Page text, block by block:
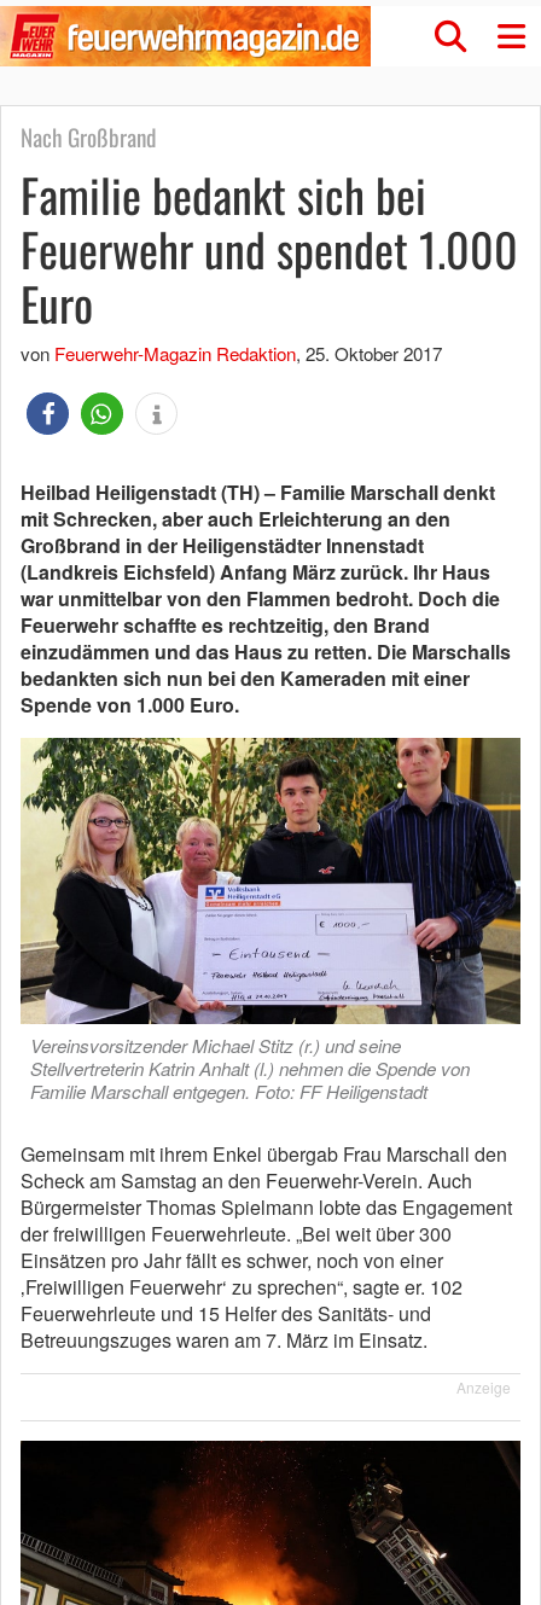
Nach Großbrand
Familie bedankt sich bei
Feuerwehr und spendet 1.000
Euro
von Feuerwehr-Magazin Redaktion, 25. Oktober 2017
Heilbad Heiligenstadt (TH) – Familie Marschall denkt
mit Schrecken, aber auch Erleichterung an den
Großbrand in der Heiligenstädter Innenstadt
(Landkreis Eichsfeld) Anfang März zurück. Ihr Haus
war unmittelbar von den Flammen bedroht. Doch die
Feuerwehr schaffte es rechtzeitig, den Brand
einzudämmen und das Haus zu retten. Die Marschalls
bedankten sich nun bei den Kameraden mit einer
Spende von 1.000 Euro.
Vereinsvorsitzender Michael Stitz (r.) und seine
Stellvertreterin Katrin Anhalt (l.) nehmen die Spende von
Familie Marschall entgegen. Foto: FF Heiligenstadt
Gemeinsam mit ihrem Enkel übergab Frau Marschall den
Scheck am Samstag an den Feuerwehr-Verein. Auch
Bürgermeister Thomas Spielmann lobte das Engagement
der freiwilligen Feuerwehrleute. „Bei weit über 300
Einsätzen pro Jahr fällt es schwer, noch von einer
‚Freiwilligen Feuerwehr‘ zu sprechen“, sagte er. 102
Feuerwehrleute und 15 Helfer des Sanitäts- und
Betreuungszuges waren am 7. März im Einsatz.
Anzeige